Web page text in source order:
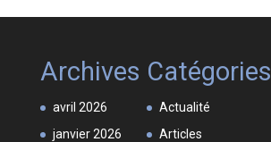
Archives
avril 2026
janvier 2026
Catégories
Actualité
Articles